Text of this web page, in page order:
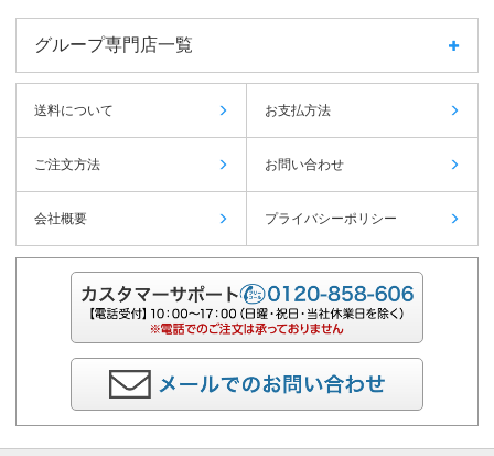
グループ専門店一覧
送料について お支払方法
ご注文方法 お問い合わせ
会社概要 プライバシーポリシー